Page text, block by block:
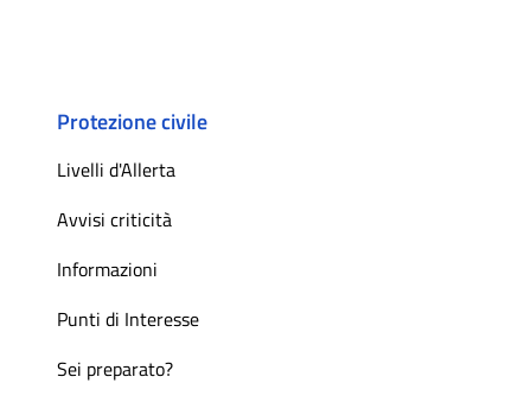
Protezione civile
Livelli d'Allerta
Avvisi criticità
Informazioni
Punti di Interesse
Sei preparato?